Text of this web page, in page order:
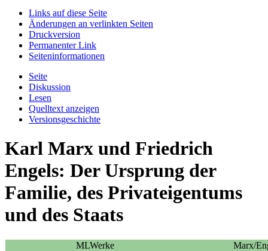
Links auf diese Seite
Änderungen an verlinkten Seiten
Druckversion
Permanenter Link
Seiten­­informationen
Seite
Diskussion
Lesen
Quelltext anzeigen
Versionsgeschichte
Karl Marx und Friedrich
Engels: Der Ursprung der
Familie, des Privateigentums
und des Staats
MLWerke
Marx/